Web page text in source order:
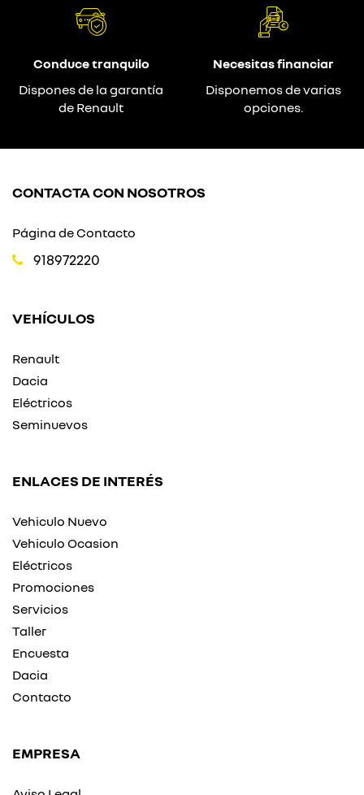
Conduce tranquilo
Dispones de la garantía
de Renault
Necesitas financiar
Disponemos de varias
opciones.
CONTACTA CON NOSOTROS
Página de Contacto
918972220
VEHÍCULOS
Renault
Dacia
Eléctricos
Seminuevos
ENLACES DE INTERÉS
Vehiculo Nuevo
Vehiculo Ocasion
Eléctricos
Promociones
Servicios
Taller
Encuesta
Dacia
Contacto
EMPRESA